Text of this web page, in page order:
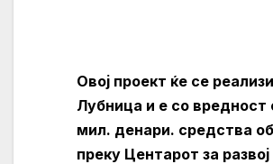
Овој проект ќе се
Лубница и е со вредност
мил. денари. средства
преку Центарот за развој